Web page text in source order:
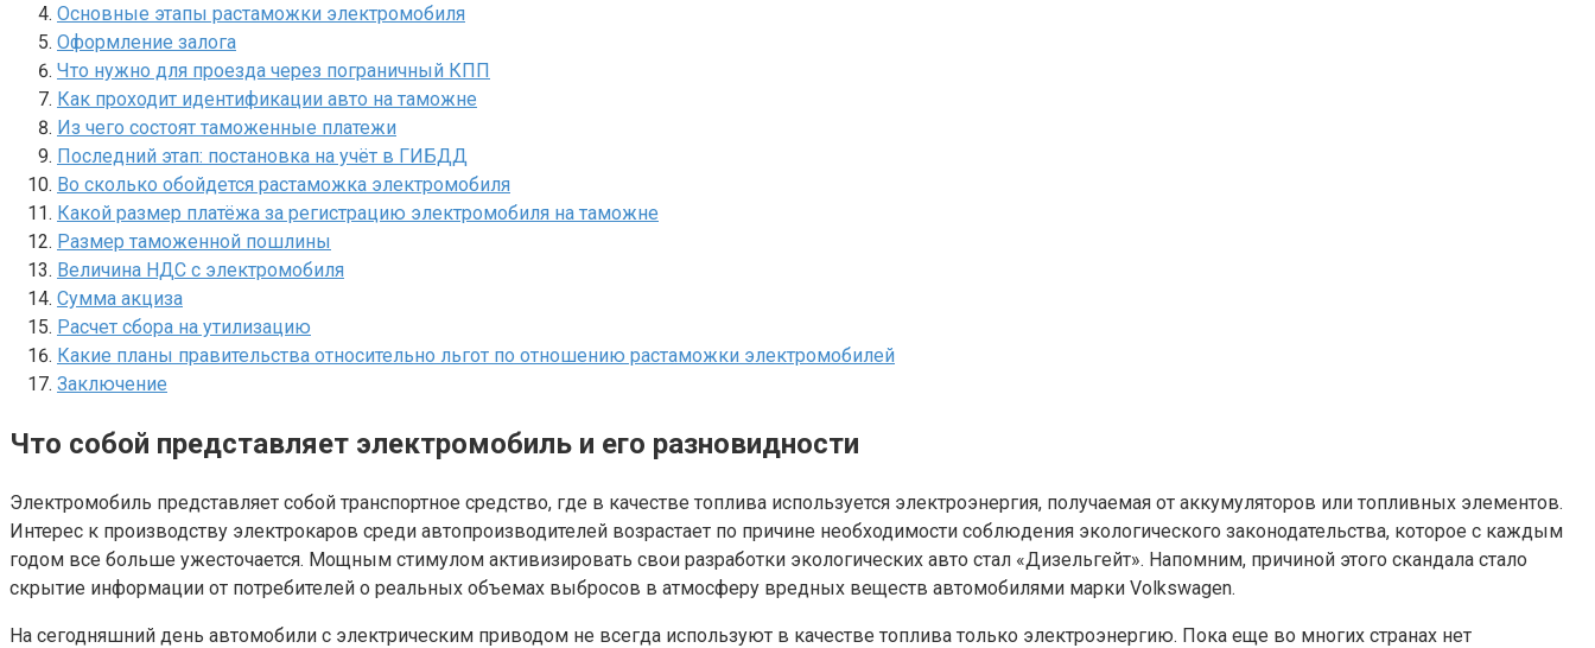
Основные этапы растаможки электромобиля
Оформление залога
Что нужно для проезда через пограничный КПП
Как проходит идентификации авто на таможне
Из чего состоят таможенные платежи
Последний этап: постановка на учёт в ГИБДД
Во сколько обойдется растаможка электромобиля
Какой размер платёжа за регистрацию электромобиля на таможне
Размер таможенной пошлины
Величина НДС с электромобиля
Сумма акциза
Расчет сбора на утилизацию
Какие планы правительства относительно льгот по отношению растаможки электромобилей
Заключение
Что собой представляет электромобиль и его разновидности
Электромобиль представляет собой транспортное средство, где в качестве топлива используется электроэнергия, получаемая от аккумуляторов или топливных элементов.
Интерес к производству электрокаров среди автопроизводителей возрастает по причине необходимости соблюдения экологического законодательства, которое с каждым
годом все больше ужесточается. Мощным стимулом активизировать свои разработки экологических авто стал «Дизельгейт». Напомним, причиной этого скандала стало
скрытие информации от потребителей о реальных объемах выбросов в атмосферу вредных веществ автомобилями марки Volkswagen.
На сегодняшний день автомобили с электрическим приводом не всегда используют в качестве топлива только электроэнергию. Пока еще во многих странах нет